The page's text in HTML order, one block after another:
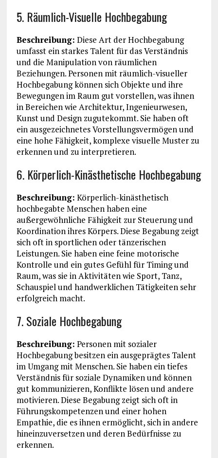
5. Räumlich-Visuelle Hochbegabung
Beschreibung: Diese Art der Hochbegabung
umfasst ein starkes Talent für das Verständnis
und die Manipulation von räumlichen
Beziehungen. Personen mit räumlich-visueller
Hochbegabung können sich Objekte und ihre
Bewegungen im Raum gut vorstellen, was ihnen
in Bereichen wie Architektur, Ingenieurwesen,
Kunst und Design zugutekommt. Sie haben oft
ein ausgezeichnetes Vorstellungsvermögen und
eine hohe Fähigkeit, komplexe visuelle Muster zu
erkennen und zu interpretieren.
6. Körperlich-Kinästhetische Hochbegabung
Beschreibung: Körperlich-kinästhetisch
hochbegabte Menschen haben eine
außergewöhnliche Fähigkeit zur Steuerung und
Koordination ihres Körpers. Diese Begabung zeigt
sich oft in sportlichen oder tänzerischen
Leistungen. Sie haben eine feine motorische
Kontrolle und ein gutes Gefühl für Timing und
Raum, was sie in Aktivitäten wie Sport, Tanz,
Schauspiel und handwerklichen Tätigkeiten sehr
erfolgreich macht.
7. Soziale Hochbegabung
Beschreibung: Personen mit sozialer
Hochbegabung besitzen ein ausgeprägtes Talent
im Umgang mit Menschen. Sie haben ein tiefes
Verständnis für soziale Dynamiken und können
gut kommunizieren, Konflikte lösen und andere
motivieren. Diese Begabung zeigt sich oft in
Führungskompetenzen und einer hohen
Empathie, die es ihnen ermöglicht, sich in andere
hineinzuversetzen und deren Bedürfnisse zu
erkennen.